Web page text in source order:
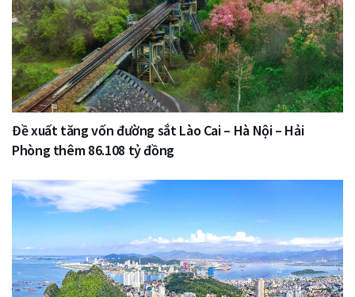
Đề xuất tăng vốn đường sắt Lào Cai – Hà Nội – Hải
Phòng thêm 86.108 tỷ đồng